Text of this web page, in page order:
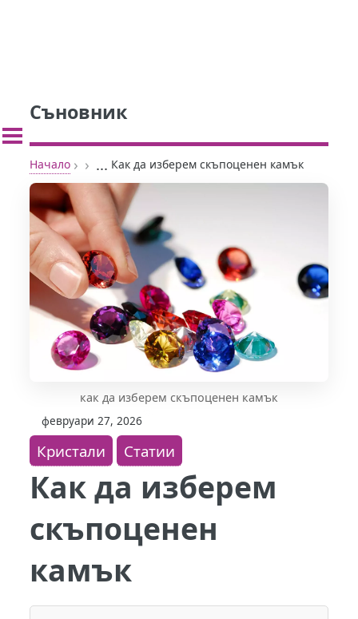
Съновник
Начало › › ... Как да изберем скъпоценен камък
как да изберем скъпоценен камък
февруари 27, 2026
Кристали Статии
Как да изберем
скъпоценен
камък